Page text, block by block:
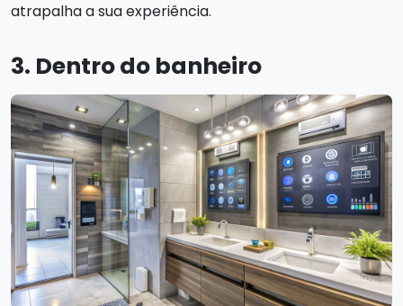
atrapalha a sua experiência.
3. Dentro do banheiro